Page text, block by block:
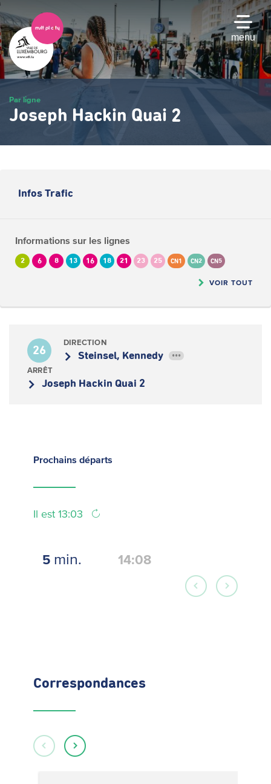
Passer
au
contenu
principal
menu
Par ligne
Joseph Hackin Quai 2
Infos Trafic
Informations sur les lignes
2 6 8 13 16 18 21 23 25 CN1 CN2 CN5
VOIR TOUT
26
DIRECTION
Steinsel, Kennedy •••
ARRÊT
Joseph Hackin Quai 2
Prochains départs
Il est 13:03
5 min. 14:08
Correspondances